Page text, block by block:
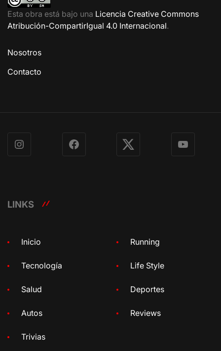
Esta obra está bajo una Licencia Creative Commons
Atribución-CompartirIgual 4.0 Internacional.
Nosotros
Contacto
Instagram Facebook X YouTube
LINKS
Inicio Running
Tecnología Life Style
Salud Deportes
Autos Reviews
Trivias